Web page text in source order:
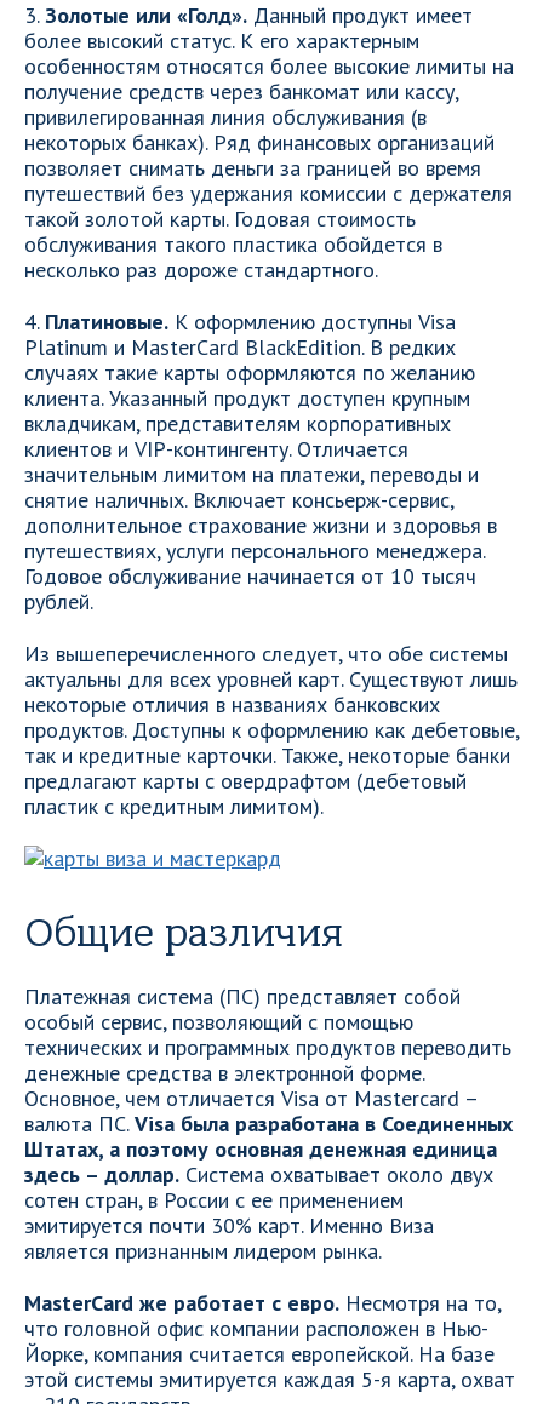
3.Золотые или «Голд». Данный продукт имеет
более высокий статус. К его характерным
особенностям относятся более высокие лимиты на
получение средств через банкомат или кассу,
привилегированная линия обслуживания (в
некоторых банках). Ряд финансовых организаций
позволяет снимать деньги за границей во время
путешествий без удержания комиссии с держателя
такой золотой карты. Годовая стоимость
обслуживания такого пластика обойдется в
несколько раз дороже стандартного.
4. Платиновые. К оформлению доступны Visa
Platinum и MasterCard BlackEdition. В редких
случаях такие карты оформляются по желанию
клиента. Указанный продукт доступен крупным
вкладчикам, представителям корпоративных
клиентов и VIP-контингенту. Отличается
значительным лимитом на платежи, переводы и
снятие наличных. Включает консьерж-сервис,
дополнительное страхование жизни и здоровья в
путешествиях, услуги персонального менеджера.
Годовое обслуживание начинается от 10 тысяч
рублей.
Из вышеперечисленного следует, что обе системы
актуальны для всех уровней карт. Существуют лишь
некоторые отличия в названиях банковских
продуктов. Доступны к оформлению как дебетовые,
так и кредитные карточки. Также, некоторые банки
предлагают карты с овердрафтом (дебетовый
пластик с кредитным лимитом).
Общие различия
Платежная система (ПС) представляет собой
особый сервис, позволяющий с помощью
технических и программных продуктов переводить
денежные средства в электронной форме.
Основное, чем отличается Visa от Mastercard –
валюта ПС.Visa была разработана в Соединенных
Штатах, а поэтому основная денежная единица
здесь – доллар. Система охватывает около двух
сотен стран, в России с ее применением
эмитируется почти 30% карт. Именно Виза
является признанным лидером рынка.
MasterCard же работает с евро. Несмотря на то,
что головной офис компании расположен в Нью-
Йорке, компания считается европейской. На базе
этой системы эмитируется каждая 5-я карта, охват